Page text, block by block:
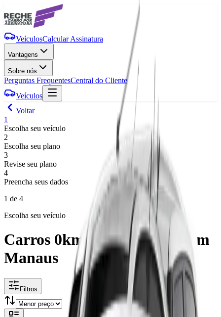
VeículosCalcular Assinatura
Vantagens
Sobre nós
Perguntas FrequentesCentral do Cliente
Veículos
Voltar
1
Escolha seu veículo
2
Escolha seu plano
3
Revise seu plano
4
Preencha seus dados
1 de 4
Escolha seu veículo
Carros 0km por assinatura em
Manaus
Filtros